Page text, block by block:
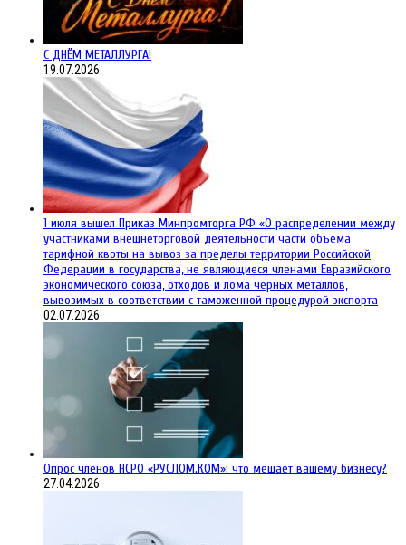
С ДНЁМ МЕТАЛЛУРГА!
19.07.2026
1 июля вышел Приказ Минпромторга РФ «О распределении между
участниками внешнеторговой деятельности части объема
тарифной квоты на вывоз за пределы территории Российской
Федерации в государства, не являющиеся членами Евразийского
экономического союза, отходов и лома черных металлов,
вывозимых в соответствии с таможенной процедурой экспорта
02.07.2026
Опрос членов НСРО «РУСЛОМ.КОМ»: что мешает вашему бизнесу?
27.04.2026